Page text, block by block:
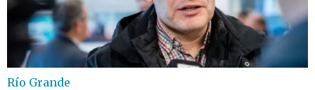
Río Grande